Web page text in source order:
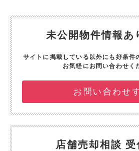
未公開物件情報あ
サイトに掲載している以外にも好条件
お気軽にお問い合わせく
お問い合わせ
店舗売却相談 受